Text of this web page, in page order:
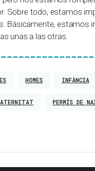
Sobre todo, estamos
Básicamente, estamos
unas a las otras.
HOMES INFÀNCIA
PERMÍS DE